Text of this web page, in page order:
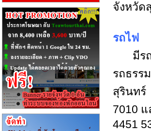
จังหวัด
รถไฟ
มีร
รถธรร
สุรินทร์
7010
4451